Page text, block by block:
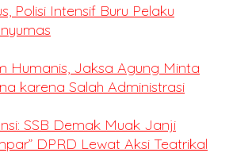
Polisi Intensif Buru Pelaku
Humanis, Jaksa Agung Minta
karena Salah Administrasi
SSB Demak Muak Janji
DPRD Lewat Aksi Teatrikal